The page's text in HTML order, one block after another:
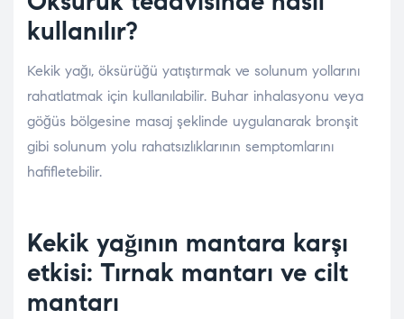
kullanılır?
Kekik yağı, öksürüğü yatıştırmak ve solunum yollarını
rahatlatmak için kullanılabilir. Buhar inhalasyonu veya
göğüs bölgesine masaj şeklinde uygulanarak bronşit
gibi solunum yolu rahatsızlıklarının semptomlarını
hafifletebilir.
Kekik yağının mantara karşı
etkisi: Tırnak mantarı ve cilt
mantarı